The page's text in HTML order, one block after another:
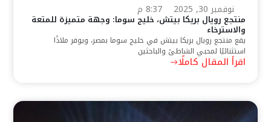
نوفمبر 30, 2025 8:37 م
منتجع رويال بريكا بيتش، خليج سوما: وجهة متميزة للمتعة
والاسترخاء
يقع منتجع رويال بريكا بيتش في خليج سوما بمصر، ويوفر ملاذًا
استثنائيًا لمحبي الشاطئ والباحثين
اقرأ المقال كاملًا